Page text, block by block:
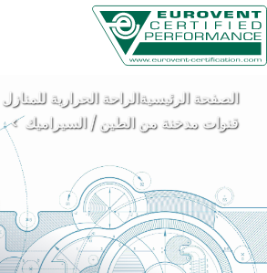
الرئيسية الراحة الحرارية للمنازل
مدخنة من الطين / السيراميك